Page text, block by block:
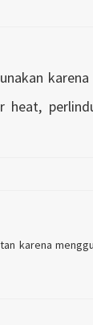
heat,
karena